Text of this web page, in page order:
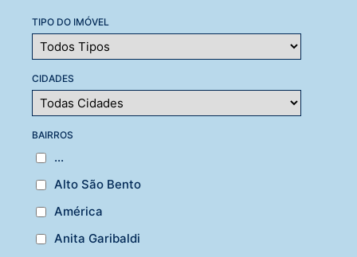
TIPO DO IMÓVEL
CIDADES
BAIRROS
...
Alto São Bento
América
Anita Garibaldi